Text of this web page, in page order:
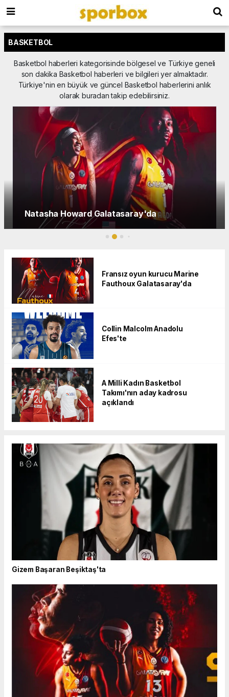
BASKETBOL
Basketbol haberleri kategorisinde bölgesel ve Türkiye geneli
son dakika Basketbol haberleri ve bilgileri yer almaktadır.
Türkiye'nin en büyük ve güncel Basketbol haberlerini anlık
olarak buradan takip edebilirsiniz.
Karşıyaka'da 2. Markovic dönemi
Fransız oyun kurucu Marine
Fauthoux Galatasaray'da
Collin Malcolm Anadolu
Efes'te
A Milli Kadın Basketbol
Takımı'nın aday kadrosu
açıklandı
Gizem Başaran Beşiktaş'ta